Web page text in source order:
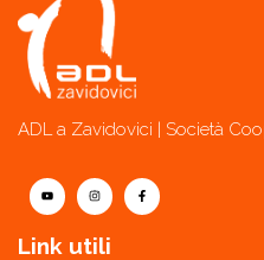
ADL a Zavidovici | Società
Link utili